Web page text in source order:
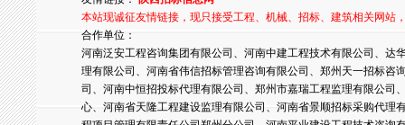
本站现诚征友情链接，现只接受工程、机械、招标、建筑相关网站
合作单位：
河南泛安工程咨询集团有限公司、河南中建工程技术有限公司、
理有限公司、河南省伟信招标管理咨询有限公司、郑州天一招标
司、河南中恒招投标代理有限公司、郑州市嘉瑞工程监理有限公
心、河南省天隆工程建设监理有限公司、河南省景顺招标采购代